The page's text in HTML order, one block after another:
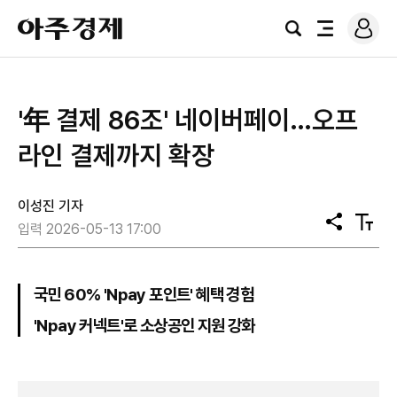
아
주
경
검
전
로
그
'年 결제 86조' 네이버페이…오프
라인 결제까지 확장
이성진 기자
입력 2026-05-13 17:00
공
유
텍
스
국민 60% 'Npay 포인트' 혜택 경험
'Npay 커넥트'로 소상공인 지원 강화